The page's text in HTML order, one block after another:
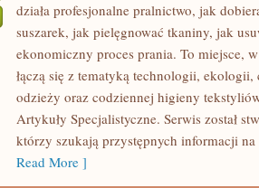
działa profesjonalne pralnictwo, jak
suszarek, jak pielęgnować tkaniny, jak
ekonomiczny proces prania. To miejsce,
łączą się z tematyką technologii,
odzieży oraz codziennej higieny
Artykuły Specjalistyczne. Serwis został
którzy szukają przystępnych informacji
Read More ]